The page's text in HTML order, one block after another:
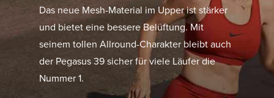
Das neue Mesh-Material im Upper ist stärker
und bietet eine bessere Belüftung. Mit
seinem tollen Allround-Charakter bleibt auch
der Pegasus 39 sicher für viele Läufer die
Nummer 1.